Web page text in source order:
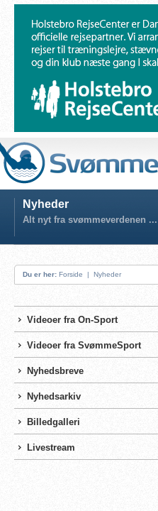
Nyheder
Alt nyt fra svømmeverdenen ...
Du er her: Forside | Nyheder
Videoer fra On-Sport
Videoer fra SvømmeSport
Nyhedsbreve
Nyhedsarkiv
Billedgalleri
Livestream